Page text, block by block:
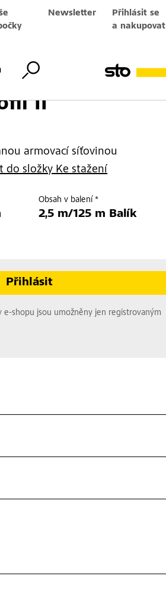
Newsletter
Přihlásit se
a nakupovat
II
armovací síťovinou
do složky Ke stažení
Obsah v balení *
2,5 m/125 m Balík
Přihlásit
e-shopu jsou umožněny jen registrovaným